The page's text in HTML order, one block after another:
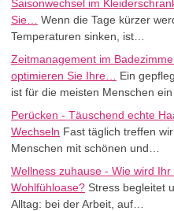
Saisonwechsel im
Sie…
Wenn die Tage kürzer
Temperaturen sinken, ist…
Zeitmanagement im
optimieren Sie Ihre…
Ein
ist für die meisten Menschen
Perücken - Täuschend echte
Wechseln Fast täglich treffen
Menschen mit schönen und…
Wellness zuhause - Wie wird
Wohlfühloase?Stress begleitet
Alltag: bei der Arbeit, auf…